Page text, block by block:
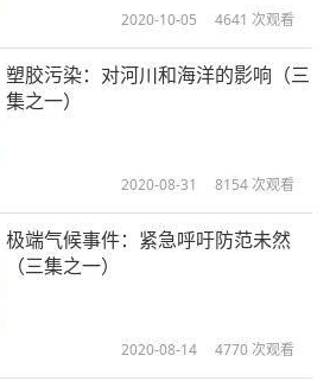
家一样，只为了融入。要不
太多衣服，只需两、三套衣服换
。」
2020-10-05 4641 次观看
塑胶污染：对河川和海洋的影响（三
集之一）
2020-08-31 8154 次观看
极端气候事件：紧急呼吁防范未然
（三集之一）
2020-08-14 4770 次观看